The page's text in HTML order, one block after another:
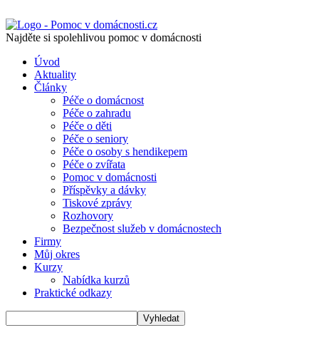
Najděte si spolehlivou pomoc v domácnosti
Úvod
Aktuality
Články
Péče o domácnost
Péče o zahradu
Péče o děti
Péče o seniory
Péče o osoby s hendikepem
Péče o zvířata
Pomoc v domácnosti
Příspěvky a dávky
Tiskové zprávy
Rozhovory
Bezpečnost služeb v domácnostech
Firmy
Můj okres
Kurzy
Nabídka kurzů
Praktické odkazy